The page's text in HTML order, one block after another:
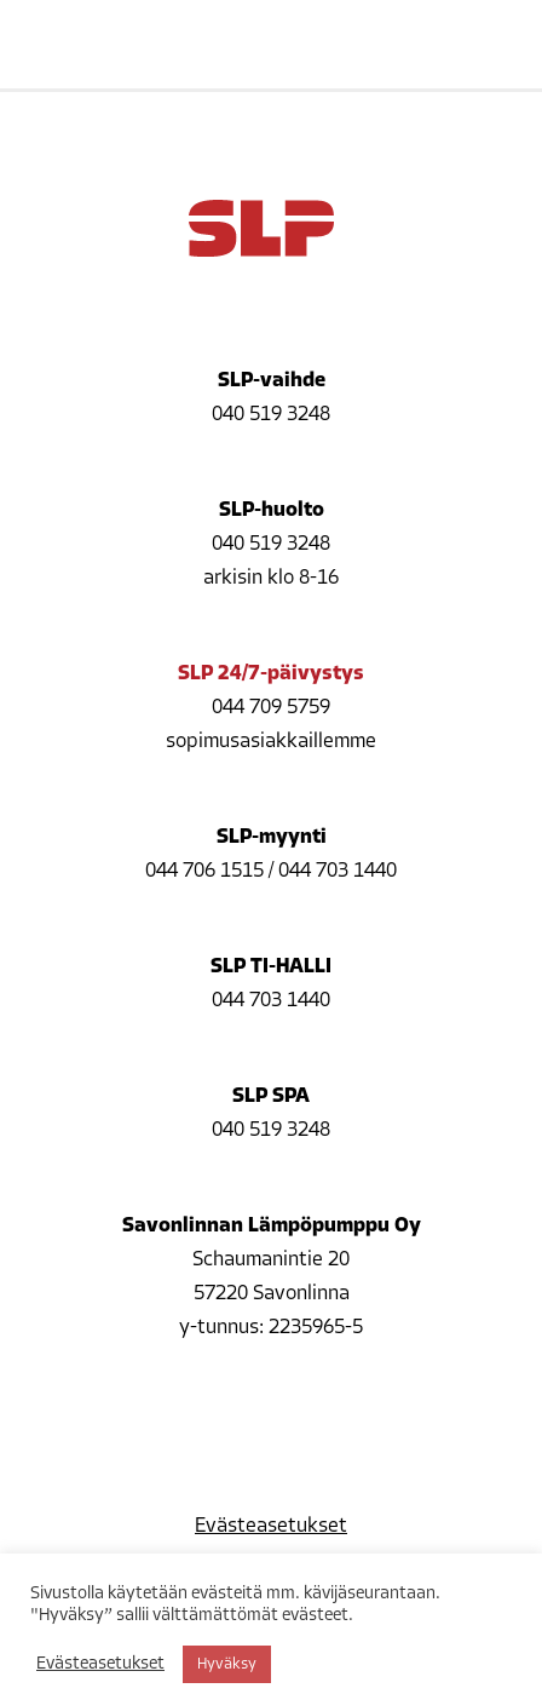
SLP-vaihde
040 519 3248
SLP-huolto
040 519 3248
arkisin klo 8-16
SLP 24/7-päivystys
044 709 5759
sopimusasiakkaillemme
SLP-myynti
044 706 1515 / 044 703 1440
SLP TI-HALLI
044 703 1440
SLP SPA
040 519 3248
Savonlinnan Lämpöpumppu Oy
Schaumanintie 20
57220 Savonlinna
y-tunnus: 2235965-5
Evästeasetukset
Design by
Sivustolla käytetään evästeitä mm. kävijäseurantaan.
"Hyväksy” sallii välttämättömät evästeet.
Evästeasetukset Hyväksy